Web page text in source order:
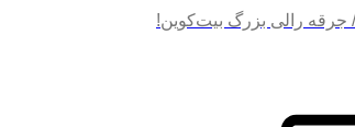
جرقه رالی بزرگ بیت‌کوین!